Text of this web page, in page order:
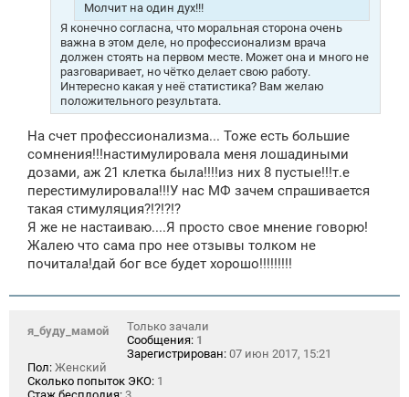
Молчит на один дух!!!
Я конечно согласна, что моральная сторона очень
важна в этом деле, но профессионализм врача
должен стоять на первом месте. Может она и много не
разговаривает, но чётко делает свою работу.
Интересно какая у неё статистика? Вам желаю
положительного результата.
На счет профессионализма... Тоже есть большие
сомнения!!!настимулировала меня лошадиными
дозами, аж 21 клетка была!!!!из них 8 пустые!!!т.е
перестимулировала!!!У нас МФ зачем спрашивается
такая стимуляция?!?!?!?
Я же не настаиваю....Я просто свое мнение говорю!
Жалею что сама про нее отзывы толком не
почитала!дай бог все будет хорошо!!!!!!!!!
я_буду_мамой
Только зачали
Сообщения: 1
Зарегистрирован: 07 июн 2017, 15:21
Пол: Женский
Сколько попыток ЭКО: 1